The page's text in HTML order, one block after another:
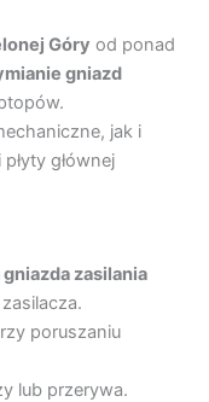
Góry od ponad
gniazd
jak i
głównej
zasilania
poruszaniu
lub przerywa.